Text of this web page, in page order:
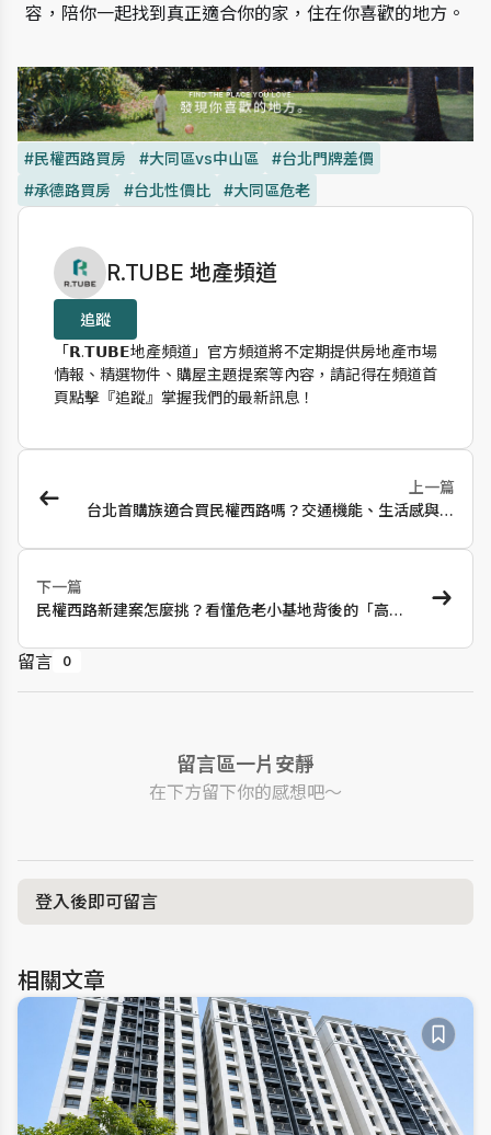
容，陪你一起找到真正適合你的家，住在你喜歡的地方。
#民權西路買房 #大同區vs中山區
#台北門牌差價
#承德路買房
#台北性價比 #大同區危老
作者資訊
R.TUBE 地產頻道
追蹤
「𝗥.𝗧𝗨𝗕𝗘地產頻道」官方頻道將不定期提供房地產市場
情報、精選物件、購屋主題提案等內容，請記得在頻道首
頁點擊『追蹤』掌握我們的最新訊息！
上一篇
台北首購族適合買民權西路嗎？交通機能、生活感與老
下一篇
民權西路新建案怎麼挑？看懂危老小基地背後的「高公
留言 0
留言區一片安靜
在下方留下你的感想吧～
登入後即可留言
相關文章